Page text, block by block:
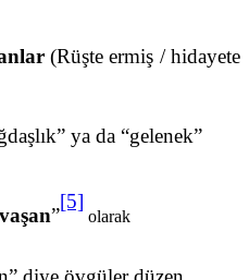
(Rüşte ermiş / hidayete
ya da “gelenek”
”
[5]
olarak